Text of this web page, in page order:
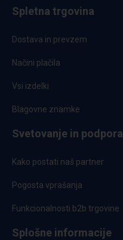
Spletna trgovina
Dostava in prevzem
Načini plačila
Vsi izdelki
Blagovne znamke
Svetovanje in podpora
Kako postati naš partner
Pogosta vprašanja
Funkcionalnosti b2b trgovine
Splošne informacije